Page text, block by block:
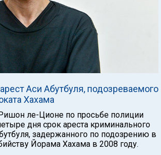
Аси Абутбуля, подозреваемого
Хахама
ле-Ционе по просьбе полиции
дня срок ареста криминального
задержанного по подозрению в
Йорама Хахама в 2008 году.